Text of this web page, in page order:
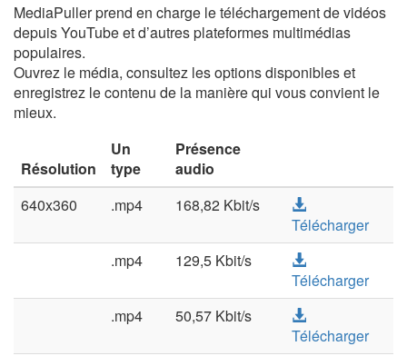
MediaPuller prend en charge le téléchargement de vidéos
depuis YouTube et d’autres plateformes multimédias
populaires.
Ouvrez le média, consultez les options disponibles et
enregistrez le contenu de la manière qui vous convient le
mieux.
Résolution
Un
type
Présence
audio
640x360
.mp4
168,82 Kbit/s
Télécharger
.mp4
129,5 Kbit/s
Télécharger
.mp4
50,57 Kbit/s
Télécharger